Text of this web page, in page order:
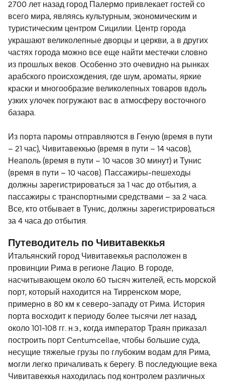
2700 лет назад город Палермо привлекает гостей со
всего мира, являясь культурным, экономическим и
туристическим центром Сицилии. Центр города
украшают великолепные дворцы и церкви, а в других
частях города можно все еще найти местечки словно
из прошлых веков. Особенно это очевидно на рынках
арабского происхождения, где шум, ароматы, яркие
краски и многообразие великолепных товаров вдоль
узких улочек погружают вас в атмосферу восточного
базара.
Из порта паромы отправляются в Геную (время в пути
– 21 час), Чивитавеккью (время в пути – 14 часов),
Неаполь (время в пути – 10 часов 30 минут) и Тунис
(время в пути – 10 часов). Пассажиры-пешеходы
должны зарегистрироваться за 1 час до отбытия, а
пассажиры с транспортными средствами – за 2 часа.
Все, кто отбывает в Тунис, должны зарегистрироваться
за 4 часа до отбытия.
Путеводитель по Чивитавеккья
Итальянский город Чивитавеккья расположен в
провинции Рима в регионе Лацио. В городе,
насчитывающем около 60 тысяч жителей, есть морской
порт, который находится на Тирренском море,
примерно в 80 км к северо-западу от Рима. История
порта восходит к периоду более тысячи лет назад,
около 101-108 гг. н.э., когда император Траян приказал
построить порт Centumcellae, чтобы большие суда,
несущие тяжелые грузы по глубоким водам для Рима,
могли легко причаливать к берегу. В последующие века
Чивитавеккья находилась под контролем различных